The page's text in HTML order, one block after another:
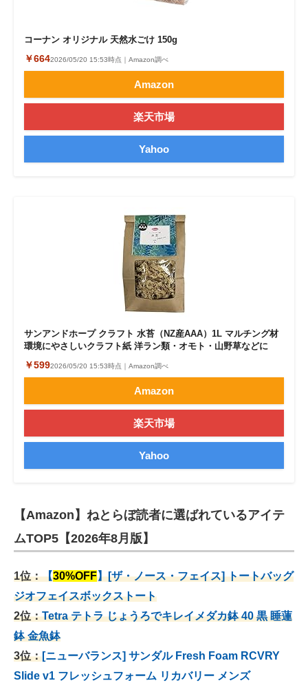
コーナン オリジナル 天然水ごけ 150g
￥6642026/05/20 15:53時点｜Amazon調べ
Amazon
楽天市場
Yahoo
サンアンドホープ クラフト 水苔（NZ産AAA）1L マルチング材
環境にやさしいクラフト紙 洋ラン類・オモト・山野草などに
￥5992026/05/20 15:53時点｜Amazon調べ
Amazon
楽天市場
Yahoo
【Amazon】ねとらぼ読者に選ばれているアイテ
ムTOP5【2026年8月版】
1位：【30%OFF】[ザ・ノース・フェイス] トートバッグ
ジオフェイスボックストート
2位：Tetra テトラ じょうろでキレイメダカ鉢 40 黒 睡蓮
鉢 金魚鉢
3位：[ニューバランス] サンダル Fresh Foam RCVRY
Slide v1 フレッシュフォーム リカバリー メンズ